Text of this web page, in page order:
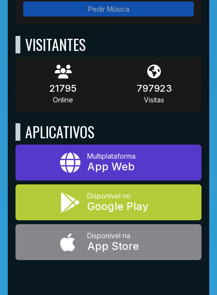
Pedir Música
VISITANTES
21795
Online
797923
Visitas
APLICATIVOS
Multiplataforma
App Web
Disponível no
Google Play
Disponível na
App Store